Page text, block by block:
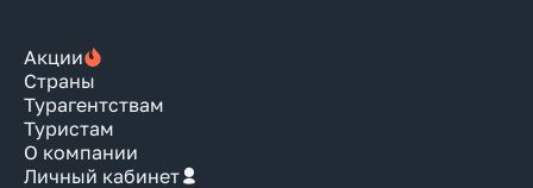
Акции
Страны
Турагентствам
Туристам
О компании
Личный кабинет